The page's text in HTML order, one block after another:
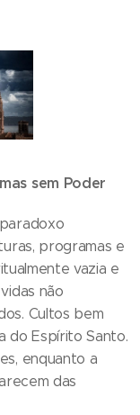
sem Poder
programas e
vazia e
não
Cultos bem
do Espírito Santo.
enquanto a
das